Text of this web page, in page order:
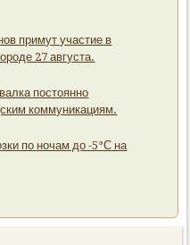
примут участие в
27 августа.
постоянно
коммуникациям.
по ночам до -5°С на